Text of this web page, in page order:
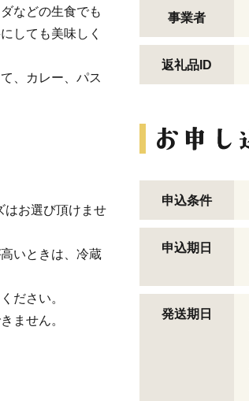
などの生食でも
しても美味しく
、カレー、パス
はお選び頂けませ
いときは、冷蔵
ださい。
ません。
事業者
返礼品ID
申込条件
申込期日
発送期日